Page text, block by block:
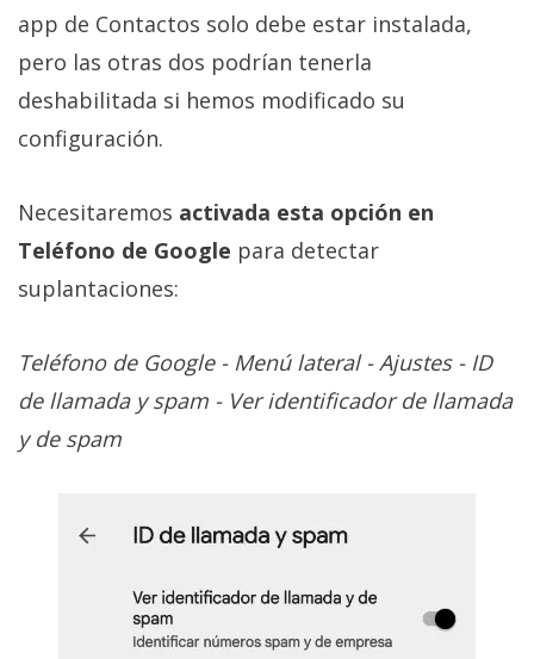
app de Contactos solo debe estar instalada,
pero las otras dos podrían tenerla
deshabilitada si hemos modificado su
configuración.
Necesitaremos activada esta opción en
Teléfono de Google para detectar
suplantaciones:
Teléfono de Google - Menú lateral - Ajustes - ID
de llamada y spam - Ver identificador de llamada
y de spam